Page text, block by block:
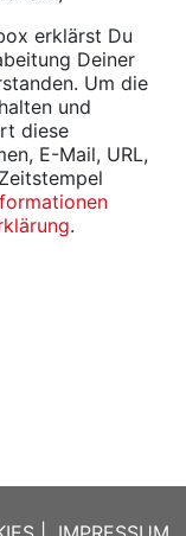
erklärst Du
Deiner
Um die
und
diese
E-Mail, URL,
.